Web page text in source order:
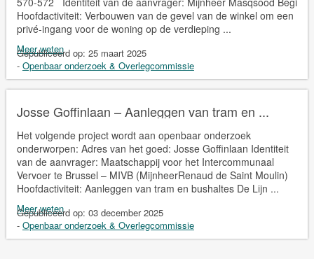
Hoofdactiviteit: Verbouwen van de gevel van de winkel om een
privé-ingang voor de woning op de verdieping ...
Meer weten
Gepubliceerd op: 25 maart 2025
- Openbaar onderzoek & Overlegcommissie
Josse Goffinlaan – Aanleggen van tram en ...
Het volgende project wordt aan openbaar onderzoek
onderworpen: Adres van het goed: Josse Goffinlaan Identiteit
van de aanvrager: Maatschappij voor het Intercommunaal
Vervoer te Brussel – MIVB (MijnheerRenaud de Saint Moulin)
Hoofdactiviteit: Aanleggen van tram en bushaltes De Lijn ...
Meer weten
Gepubliceerd op: 03 december 2025
- Openbaar onderzoek & Overlegcommissie